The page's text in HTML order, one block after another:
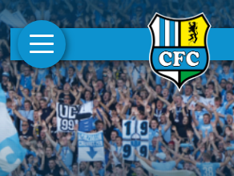
AKTUELLES
1. MANNSCHAFT